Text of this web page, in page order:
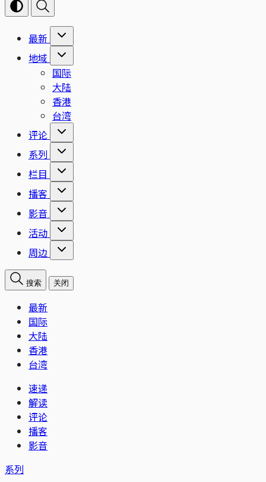
最新
地域
国际
大陆
香港
台湾
评论
系列
栏目
播客
影音
活动
周边
搜索 关闭
最新
国际
大陆
香港
台湾
速递
解读
评论
播客
影音
系列